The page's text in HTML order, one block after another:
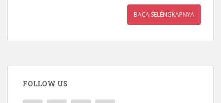
BACA SELENGKAPNYA
FOLLOW US